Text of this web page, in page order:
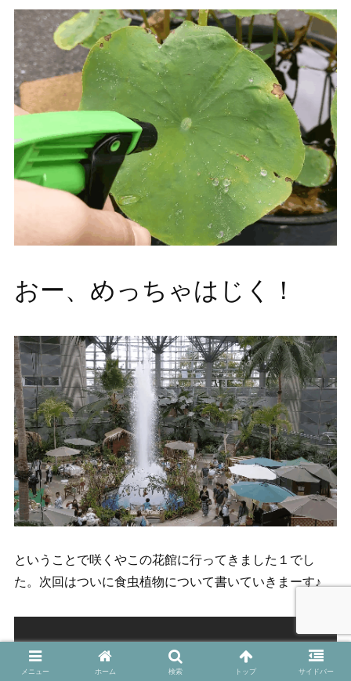
おー、めっちゃはじく！
ということで咲くやこの花館に行ってきました１でし
た。次回はついに食虫植物について書いていきまーす♪
メニュー ホーム 検索 トップ サイドバー